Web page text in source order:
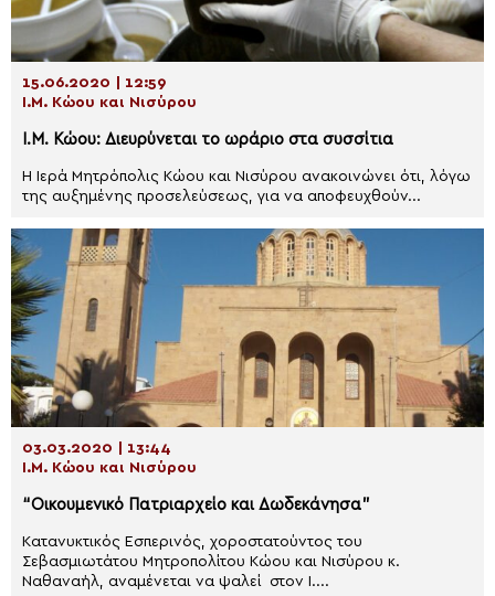
15.06.2020 | 12:59
Ι.Μ. Κώου και Νισύρου
I.M. Κώου: Διευρύνεται το ωράριο στα συσσίτια
Η Ιερά Μητρόπολις Κώου και Νισύρου ανακοινώνει ότι, λόγω
της αυξημένης προσελεύσεως, για να αποφευχθούν...
03.03.2020 | 13:44
Ι.Μ. Κώου και Νισύρου
“Οικουμενικό Πατριαρχείο και Δωδεκάνησα”
Κατανυκτικός Εσπερινός, χοροστατούντος του
Σεβασμιωτάτου Μητροπολίτου Κώου και Νισύρου κ.
Ναθαναήλ, αναμένεται να ψαλεί στον Ι....